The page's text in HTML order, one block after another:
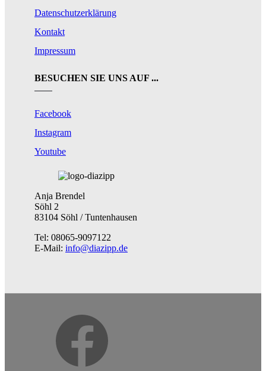
Datenschutzerklärung
Kontakt
Impressum
BESUCHEN SIE UNS AUF ...
Facebook
Instagram
Youtube
Anja Brendel
Söhl 2
83104 Söhl / Tuntenhausen
Tel: 08065-9097122
E-Mail: info@diazipp.de